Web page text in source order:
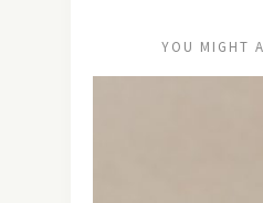
YOU MIGHT